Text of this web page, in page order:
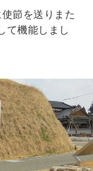
節を送りまた
て機能しまし